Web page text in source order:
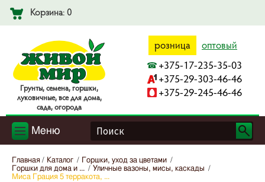
Корзина: 0
Гpyнты, ceмeнa, гopшки,
лyкoвичныe, вce для дoмa,
caдa, oгopoдa
розница оптовый
+375-17-235-35-03
+375-29-303-46-46
+375-29-245-46-46
Меню
Главная Каталог
Горшки, уход за цветами
Горшки для дома и ...
Уличные вазоны, мисы, каскады
Миса Грация 5 терракота, ...